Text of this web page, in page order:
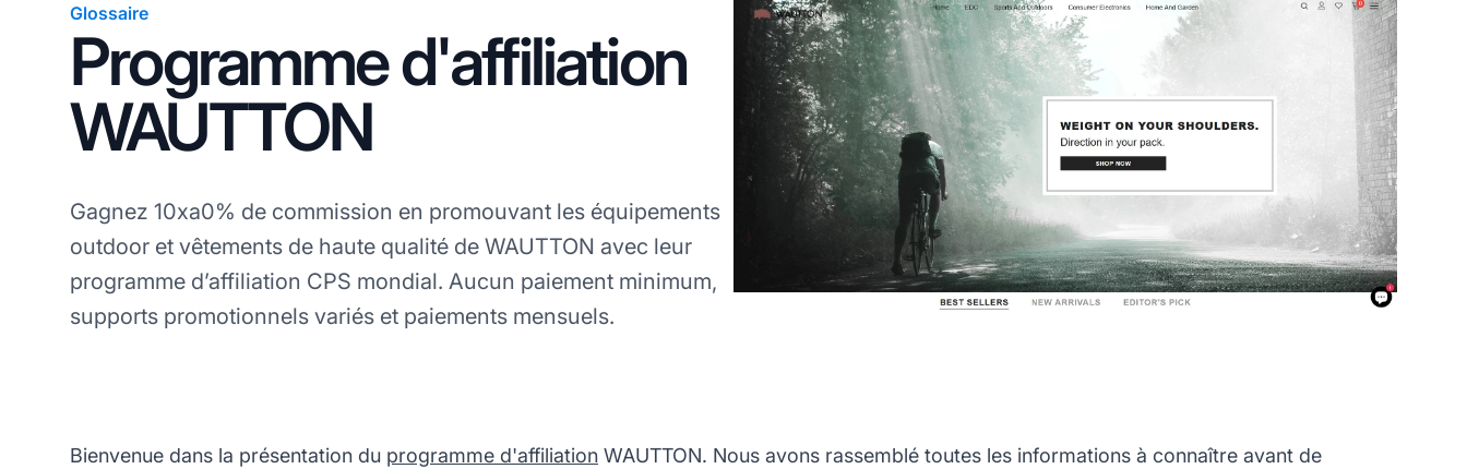
Glossaire
Programme d'affiliation
WAUTTON
Gagnez 10xa0% de commission en promouvant les équipements
outdoor et vêtements de haute qualité de WAUTTON avec leur
programme d’affiliation CPS mondial. Aucun paiement minimum,
supports promotionnels variés et paiements mensuels.
Bienvenue dans la présentation du programme d'affiliation WAUTTON. Nous avons rassemblé toutes les informations à connaître avant de